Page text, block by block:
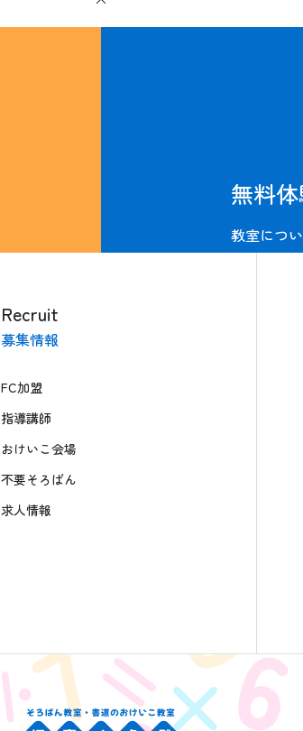
無料
教室につ
Recruit
募集情報
FC加盟
指導講師
おけいこ会場
不要そろばん
求人情報